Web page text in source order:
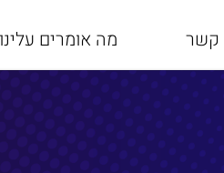
קשר מה אומרים עלינו